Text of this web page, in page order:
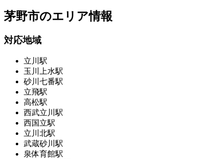
茅野市のエリア情報
対応地域
立川駅
玉川上水駅
砂川七番駅
立飛駅
高松駅
西武立川駅
西国立駅
立川北駅
武蔵砂川駅
泉体育館駅